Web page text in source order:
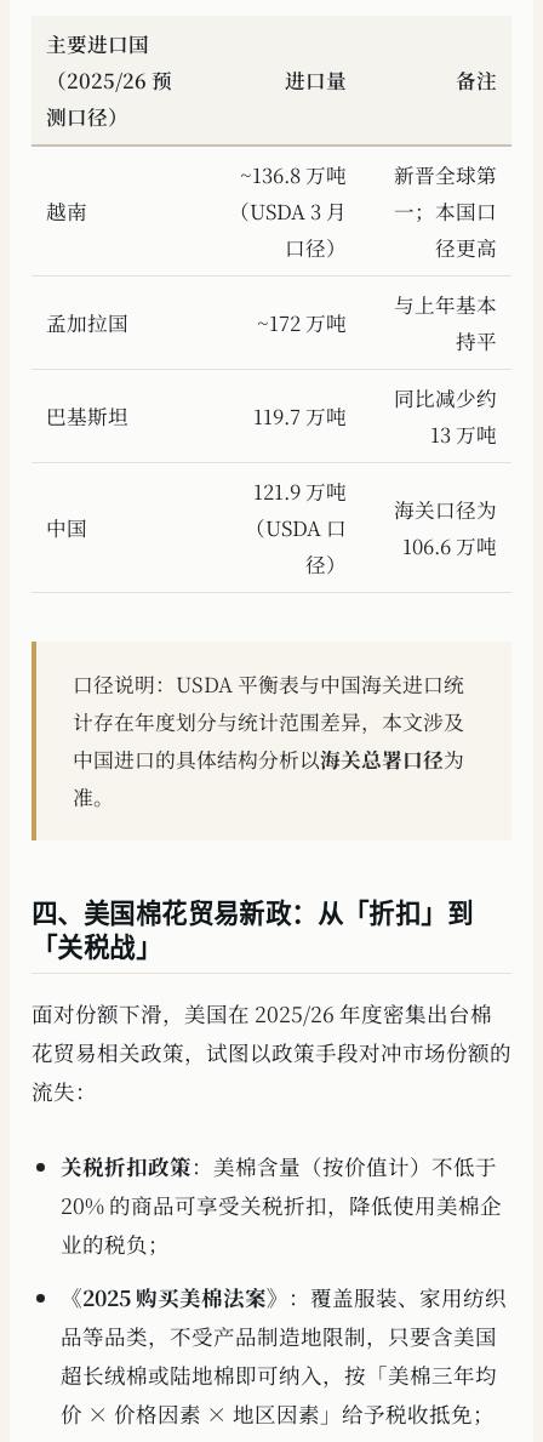
主要进口国
（2025/26 预
测口径）
进口量 备注
越南
~136.8 万吨
（USDA 3 月
口径）
新晋全球第
一；本国口
径更高
孟加拉国 ~172 万吨
与上年基本
持平
巴基斯坦 119.7 万吨
同比减少约
13 万吨
中国
121.9 万吨
（USDA 口
径）
海关口径为
106.6 万吨
口径说明：USDA 平衡表与中国海关进口统
计存在年度划分与统计范围差异，本文涉及
中国进口的具体结构分析以海关总署口径为
准。
四、美国棉花贸易新政：从「折扣」到
「关税战」
面对份额下滑，美国在 2025/26 年度密集出台棉
花贸易相关政策，试图以政策手段对冲市场份额的
流失：
关税折扣政策：美棉含量（按价值计）不低于
20% 的商品可享受关税折扣，降低使用美棉企
业的税负；
《2025 购买美棉法案》 ：覆盖服装、家用纺织
品等品类，不受产品制造地限制，只要含美国
超长绒棉或陆地棉即可纳入，按「美棉三年均
价 × 价格因素 × 地区因素」给予税收抵免；